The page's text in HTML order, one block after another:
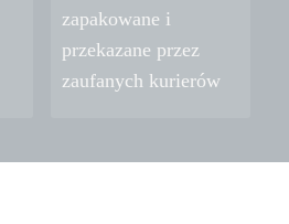
zapakowane i
przekazane przez
zaufanych kurierów